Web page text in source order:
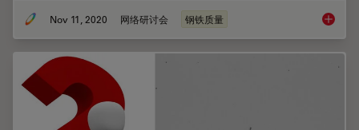
Nov 11, 2020 网络研讨会 钢铁质量 如何对